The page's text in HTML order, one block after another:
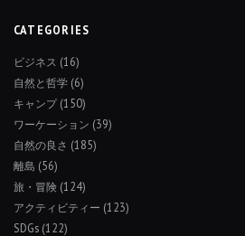
CATEGORIES
ビジネス (16)
自然と哲学 (6)
キャンプ(150)
ワーケーション (39)
自然の良さ (185)
離島 (56)
旅・冒険 (124)
アクティビティー (123)
SDGs (122)